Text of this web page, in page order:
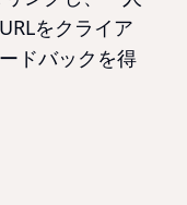
をクライア
ドバックを得